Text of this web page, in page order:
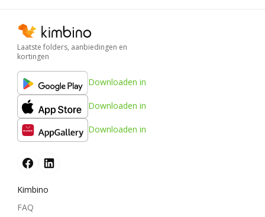
Laatste folders, aanbiedingen en
kortingen
Downloaden in
Downloaden in
Downloaden in
Kimbino
FAQ